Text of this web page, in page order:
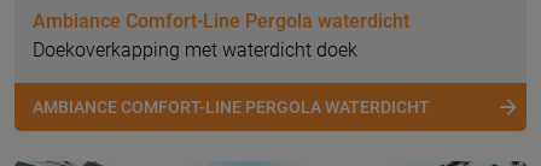
Ambiance Comfort-Line Pergola waterdicht
Doekoverkapping met waterdicht doek
AMBIANCE COMFORT-LINE PERGOLA WATERDICHT